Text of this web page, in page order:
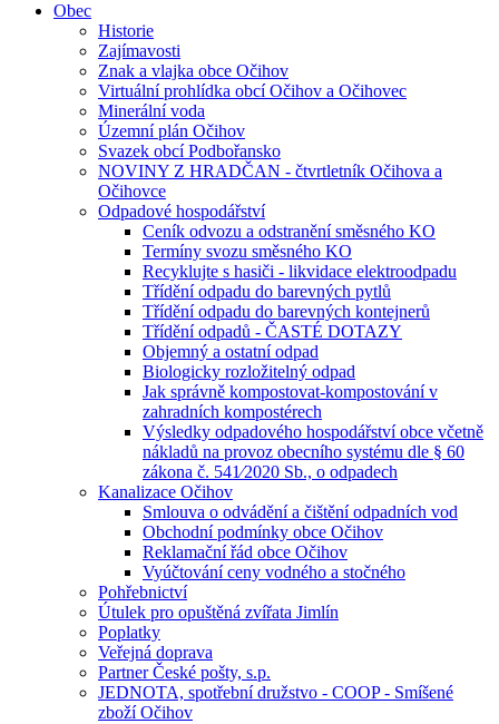
Obec
Historie
Zajímavosti
Znak a vlajka obce Očihov
Virtuální prohlídka obcí Očihov a Očihovec
Minerální voda
Územní plán Očihov
Svazek obcí Podbořansko
NOVINY Z HRADČAN - čtvrtletník Očihova a
Očihovce
Odpadové hospodářství
Ceník odvozu a odstranění směsného KO
Termíny svozu směsného KO
Recyklujte s hasiči - likvidace elektroodpadu
Třídění odpadu do barevných pytlů
Třídění odpadu do barevných kontejnerů
Třídění odpadů - ČASTÉ DOTAZY
Objemný a ostatní odpad
Biologicky rozložitelný odpad
Jak správně kompostovat-kompostování v
zahradních kompostérech
Výsledky odpadového hospodářství obce včetně
nákladů na provoz obecního systému dle § 60
zákona č. 541⁄2020 Sb., o odpadech
Kanalizace Očihov
Smlouva o odvádění a čištění odpadních vod
Obchodní podmínky obce Očihov
Reklamační řád obce Očihov
Vyúčtování ceny vodného a stočného
Pohřebnictví
Útulek pro opuštěná zvířata Jimlín
Poplatky
Veřejná doprava
Partner České pošty, s.p.
JEDNOTA, spotřební družstvo - COOP - Smíšené
zboží Očihov